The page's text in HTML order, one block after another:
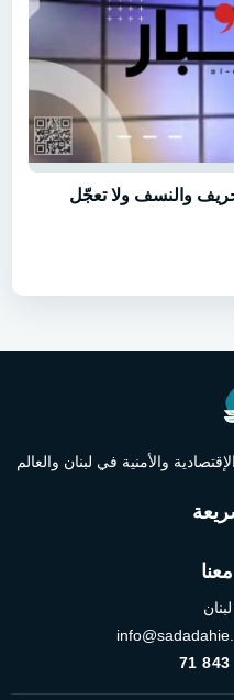
والنسف ولا تعجّل
والأمنية في لبنان والعالم
71